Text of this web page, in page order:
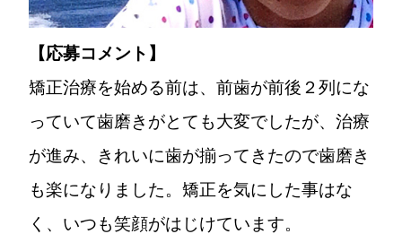
【応募コメント】
矯正治療を始める前は、前歯が前後２列にな
っていて歯磨きがとても大変でしたが、治療
が進み、きれいに歯が揃ってきたので歯磨き
も楽になりました。矯正を気にした事はな
く、いつも笑顔がはじけています。